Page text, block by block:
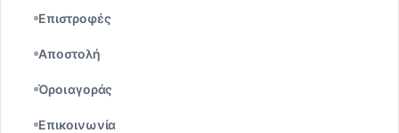
Επιστροφές
Αποστολή
Όροι αγοράς
Επικοινωνία